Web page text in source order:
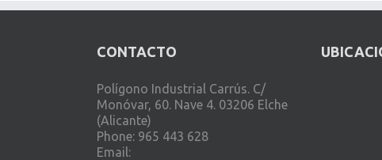
CONTACTO
Polígono Industrial Carrús. C/
Monóvar, 60. Nave 4. 03206 Elche
(Alicante)
Phone: 965 443 628
Email: